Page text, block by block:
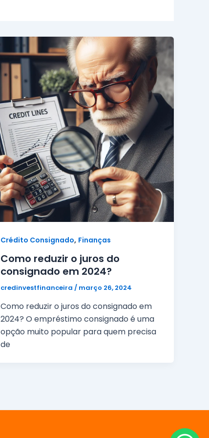
Crédito Consignado, Finanças
Como reduzir o juros do
consignado em 2024?
credinvestfinanceira/ março 26, 2024
Como reduzir o juros do consignado em
2024? O empréstimo consignado é uma
opção muito popular para quem precisa
de